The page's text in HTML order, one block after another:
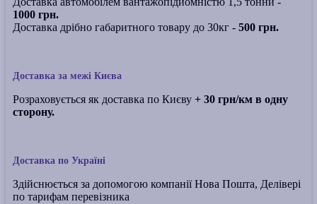
1000 грн.
Доставка дрібно габаритного товару до 30кг - 500 грн.
Доставка за межі Києва
Розраховується як доставка по Києву + 30 грн/км в одну
сторону.
Доставка по Україні
Здійснюється за допомогою компанії Нова Пошта, Делівері
по тарифам перевізника